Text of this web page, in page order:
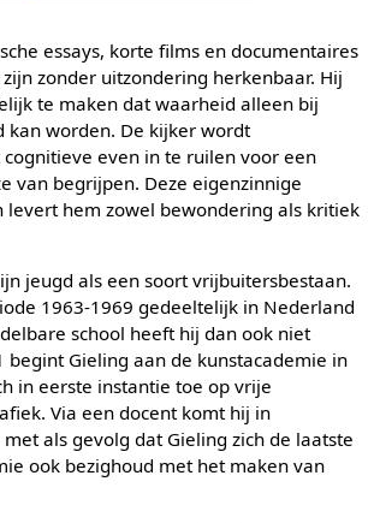
essays, korte films en documentaires
zonder uitzondering herkenbaar. Hij
te maken dat waarheid alleen bij
kan worden. De kijker wordt
even in te ruilen voor een
van begrijpen. Deze eigenzinnige
levert hem zowel bewondering als kritiek
jeugd als een soort vrijbuitersbestaan.
1963-1969 gedeeltelijk in Nederland
school heeft hij dan ook niet
begint Gieling aan de kunstacademie in
in eerste instantie toe op vrije
Via een docent komt hij in
als gevolg dat Gieling zich de laatste
ook bezighoud met het maken van